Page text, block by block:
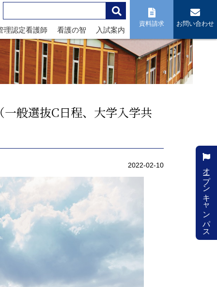
理認定看護師 看護の智 入試案内
資料請求 お問い合わせ
般選抜C日程、大学入学共
2022-02-10 オープンキャンパス